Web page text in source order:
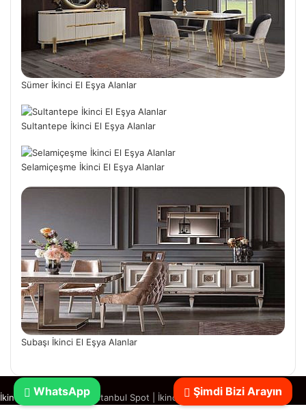
Sümer İkinci El Eşya Alanlar
Sultantepe İkinci El Eşya Alanlar
Selamiçeşme İkinci El Eşya Alanlar
Subaşı İkinci El Eşya Alanlar
İkinci El Eşya Alanlar | İstanbul Spot
İkinci El SpotçuŞimdi Bizi Arayın
WhatsApp